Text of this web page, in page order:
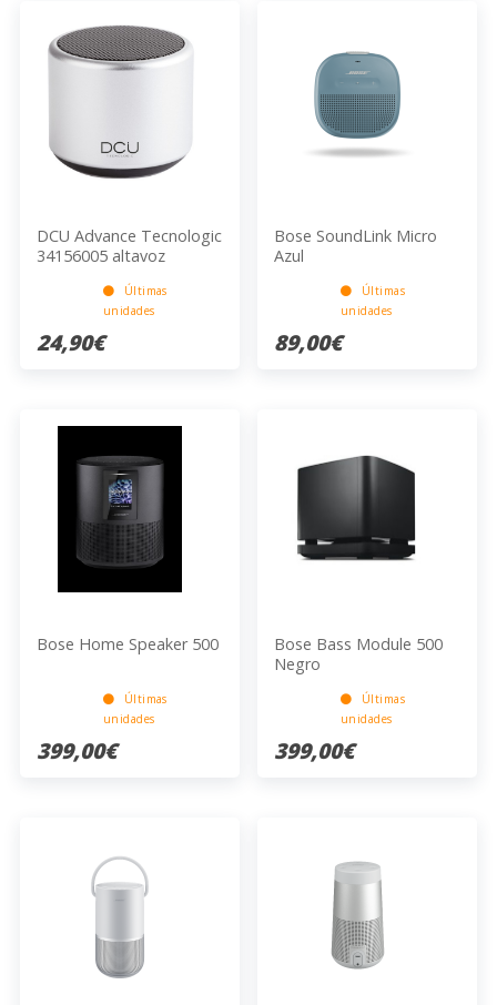
DCU Advance Tecnologic
34156005 altavoz
Altavoz monofónico
portátil Gris, Metálico 3
W
Últimas
unidades
24,90€
Bose SoundLink Micro
Azul
Últimas
unidades
89,00€
Bose Home Speaker 500
Últimas
unidades
399,00€
Bose Bass Module 500
Negro
Últimas
unidades
399,00€